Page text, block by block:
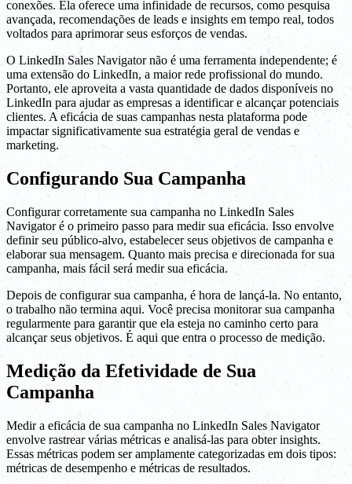
conexões. Ela oferece uma infinidade de recursos, como pesquisa
avançada, recomendações de leads e insights em tempo real, todos
voltados para aprimorar seus esforços de vendas.
O LinkedIn Sales Navigator não é uma ferramenta independente; é
uma extensão do LinkedIn, a maior rede profissional do mundo.
Portanto, ele aproveita a vasta quantidade de dados disponíveis no
LinkedIn para ajudar as empresas a identificar e alcançar potenciais
clientes. A eficácia de suas campanhas nesta plataforma pode
impactar significativamente sua estratégia geral de vendas e
marketing.
Configurando Sua Campanha
Configurar corretamente sua campanha no LinkedIn Sales
Navigator é o primeiro passo para medir sua eficácia. Isso envolve
definir seu público-alvo, estabelecer seus objetivos de campanha e
elaborar sua mensagem. Quanto mais precisa e direcionada for sua
campanha, mais fácil será medir sua eficácia.
Depois de configurar sua campanha, é hora de lançá-la. No entanto,
o trabalho não termina aqui. Você precisa monitorar sua campanha
regularmente para garantir que ela esteja no caminho certo para
alcançar seus objetivos. É aqui que entra o processo de medição.
Medição da Efetividade de Sua
Campanha
Medir a eficácia de sua campanha no LinkedIn Sales Navigator
envolve rastrear várias métricas e analisá-las para obter insights.
Essas métricas podem ser amplamente categorizadas em dois tipos:
métricas de desempenho e métricas de resultados.